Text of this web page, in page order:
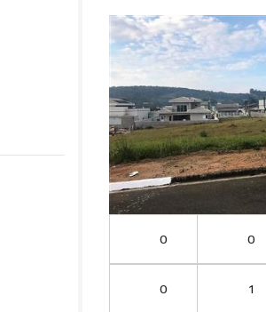
0 0
0 1